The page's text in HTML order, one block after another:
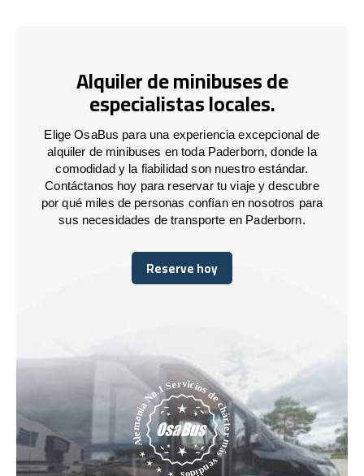
Alquiler de minibuses de
especialistas locales.
Elige OsaBus para una experiencia excepcional de
alquiler de minibuses en toda Paderborn, donde la
comodidad y la fiabilidad son nuestro estándar.
Contáctanos hoy para reservar tu viaje y descubre
por qué miles de personas confían en nosotros para
sus necesidades de transporte en Paderborn.
Reserve hoy
Reserve hoy